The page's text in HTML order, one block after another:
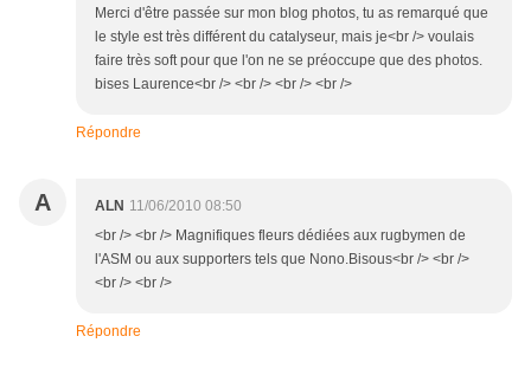
Merci d'être passée sur mon blog photos, tu as remarqué que
le style est très différent du catalyseur, mais je<br /> voulais
faire très soft pour que l'on ne se préoccupe que des photos.
bises Laurence<br /> <br /> <br /> <br />
Répondre
A ALN 11/06/2010 08:50
<br /> <br /> Magnifiques fleurs dédiées aux rugbymen de
l'ASM ou aux supporters tels que Nono.Bisous<br /> <br />
<br /> <br />
Répondre